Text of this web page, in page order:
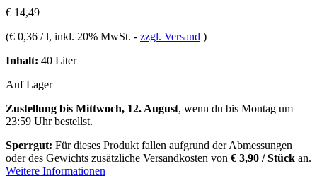
€ 14,49
(€ 0,36 / l, inkl. 20% MwSt. - zzgl. Versand )
Inhalt: 40 Liter
Auf Lager
Zustellung bis Mittwoch, 12. August, wenn du bis Montag um
23:59 Uhrbestellst.
Sperrgut: Für dieses Produkt fallen aufgrund der Abmessungen
oder des Gewichts zusätzliche Versandkosten von € 3,90 / Stück an.
Weitere Informationen